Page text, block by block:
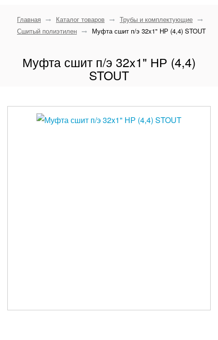
Главная Каталог товаров
Трубы и комплектующие
Сшитый полиэтилен
Муфта сшит п/э 32x1" НР (4,4) STOUT
Муфта сшит п/э 32x1" НР (4,4)
STOUT